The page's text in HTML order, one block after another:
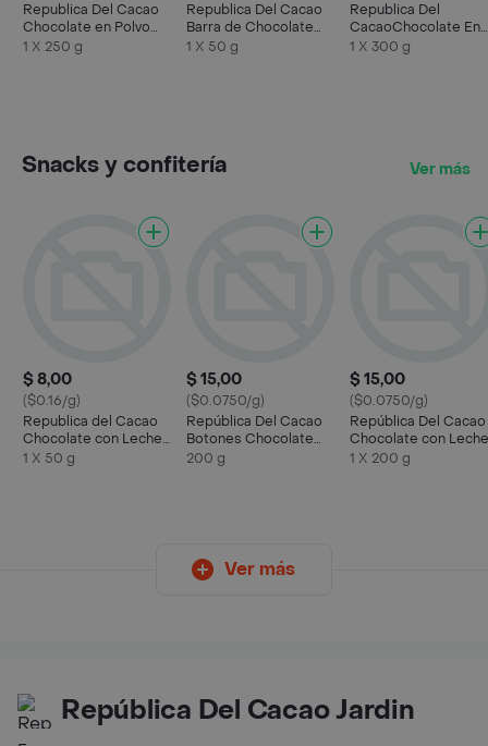
Republica Del Cacao
Chocolate en Polvo
Hot Mocha
1 X 250 g
Republica Del Cacao
Barra de Chocolate
Negro Café 75%
1 X 50 g
Republica Del
CacaoChocolate En
Polvo
1 X 300 g
Snacks y confitería Ver más
$ 8,00
($0.16/g)
Republica del Cacao
Chocolate con Leche
Fino de Origen
1 X 50 g
$ 15,00
($0.0750/g)
República Del Cacao
Botones Chocolate
Con Leche 40%
200 g
$ 15,00
($0.0750/g)
República Del Cacao
Chocolate con Leche
para Repostería 38%
1 X 200 g
Ver más
República Del Cacao Jardin